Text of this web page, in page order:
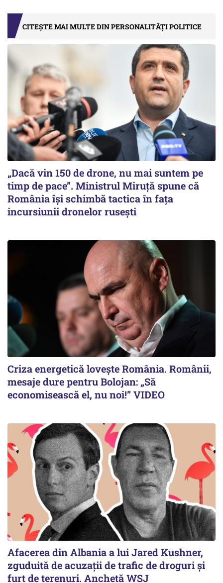
CITEȘTE MAI MULTE DIN PERSONALITĂȚI POLITICE
„Dacă vin 150 de drone, nu mai suntem pe
timp de pace”. Ministrul Miruţă spune că
România își schimbă tactica în fața
incursiunii dronelor rusești
Criza energetică lovește România. Românii,
mesaje dure pentru Bolojan: „Să
economisească el, nu noi!” VIDEO
Afacerea din Albania a lui Jared Kushner,
zguduită de acuzații de trafic de droguri și
furt de terenuri. Anchetă WSJ